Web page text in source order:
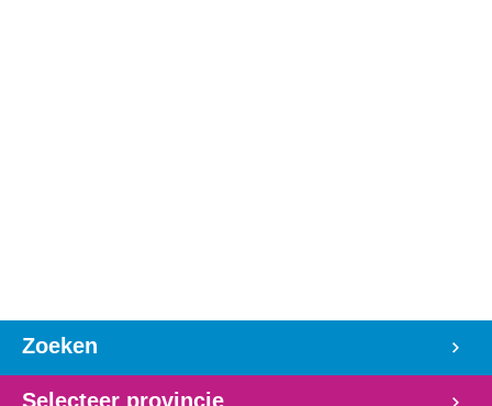
Zoeken
Selecteer provincie